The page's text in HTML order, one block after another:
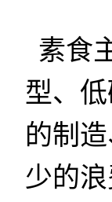
素食
型、
的制
少的浪